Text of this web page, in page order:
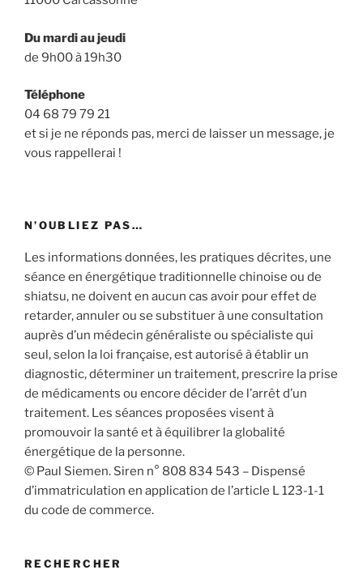
Du mardi au jeudi
de 9h00 à 19h30
Téléphone
04 68 79 79 21
et si je ne réponds pas, merci de laisser un message, je
vous rappellerai !
N’OUBLIEZ PAS…
Les informations données, les pratiques décrites, une
séance en énergétique traditionnelle chinoise ou de
shiatsu, ne doivent en aucun cas avoir pour effet de
retarder, annuler ou se substituer à une consultation
auprès d’un médecin généraliste ou spécialiste qui
seul, selon la loi française, est autorisé à établir un
diagnostic, déterminer un traitement, prescrire la prise
de médicaments ou encore décider de l’arrêt d’un
traitement. Les séances proposées visent à
promouvoir la santé et à équilibrer la globalité
énergétique de la personne.
© Paul Siemen. Siren n° 808 834 543 – Dispensé
d’immatriculation en application de l’article L 123-1-1
du code de commerce.
RECHERCHER